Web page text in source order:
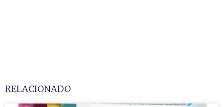
RELACIONADO